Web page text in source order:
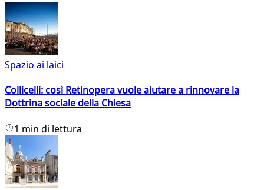
Spazio ai laici
Collicelli: così Retinopera vuole aiutare a rinnovare la
Dottrina sociale della Chiesa
1 min di lettura